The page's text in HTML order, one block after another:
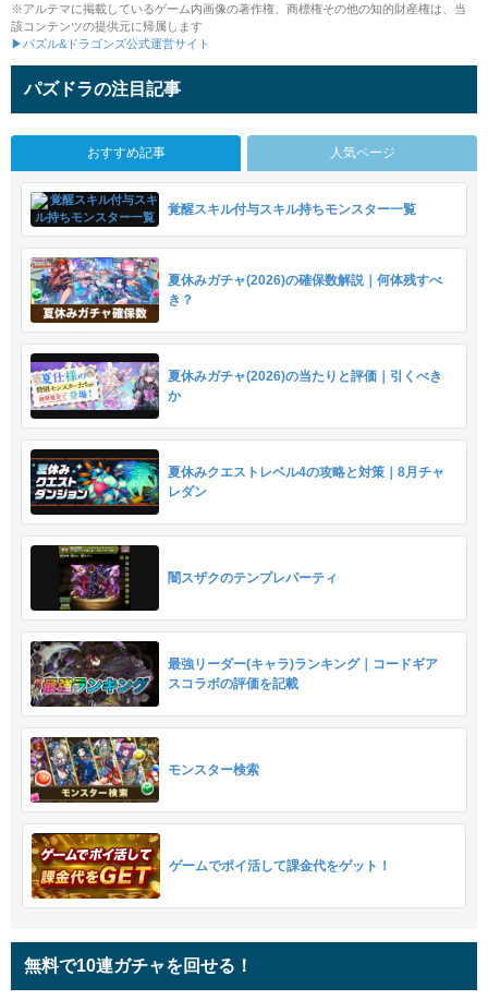
※アルテマに掲載しているゲーム内画像の著作権、商標権その他の知的財産権は、当
該コンテンツの提供元に帰属します
▶パズル&ドラゴンズ公式運営サイト
パズドラの注目記事
おすすめ記事 人気ページ
覚醒スキル付与スキル持ちモンスター一覧
夏休みガチャ(2026)の確保数解説｜何体残すべ
き？
夏休みガチャ(2026)の当たりと評価｜引くべき
か
夏休みクエストレベル4の攻略と対策｜8月チャ
レダン
闇スザクのテンプレパーティ
最強リーダー(キャラ)ランキング｜コードギア
スコラボの評価を記載
モンスター検索
ゲームでポイ活して課金代をゲット！
無料で10連ガチャを回せる！